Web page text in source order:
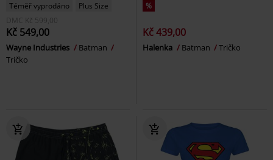
Téměř vyprodáno
Plus Size
DMC
Kč 599,00
Kč 549,00
Wayne Industries
Batman
Tričko
%
Kč 439,00
Halenka Batman Tričko